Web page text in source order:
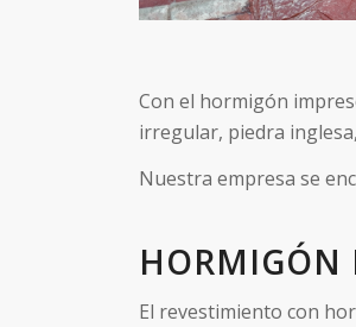
Con el hormigón
irregular, piedra
Nuestra empresa se
HORMIGÓN
El revestimiento con